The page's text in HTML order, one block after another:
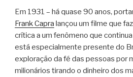
Em 1931 – há quase 90 anos,
Frank Capra lançou um filme que
crítica a um fenômeno que
está especialmente presente do
exploração da fé das pessoas por
milionários tirando o dinheiro dos